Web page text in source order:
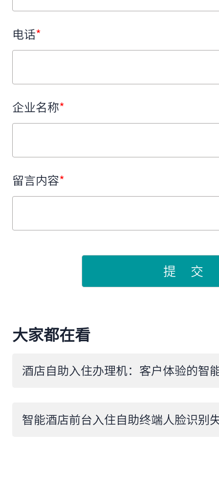
电话*
企业名称*
留言内容*
提 交
大家都在看
酒店自助入住办理机：客户体验的智